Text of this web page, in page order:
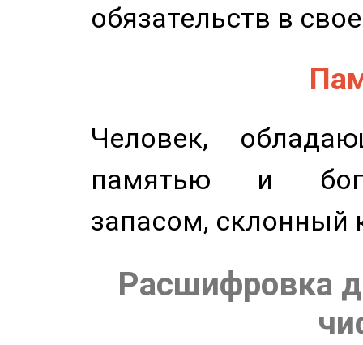
обязательств в
Человек,
памятью и
запасом, склонный
Расшифровка